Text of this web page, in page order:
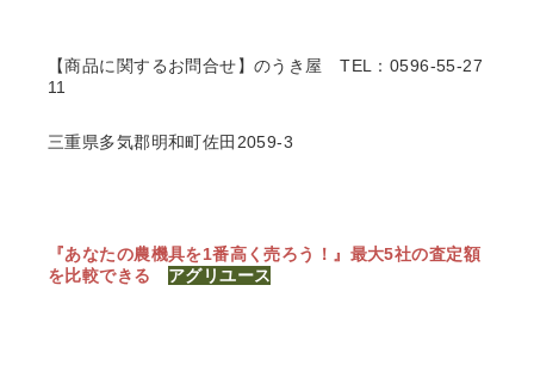
【商品に関するお問合せ】のうき屋TEL：0596-55-27
11
三重県多気郡明和町佐田2059-3
『あなたの農機具を1番高く売ろう！』 最大5社の査定額
を比較できる アグリユース